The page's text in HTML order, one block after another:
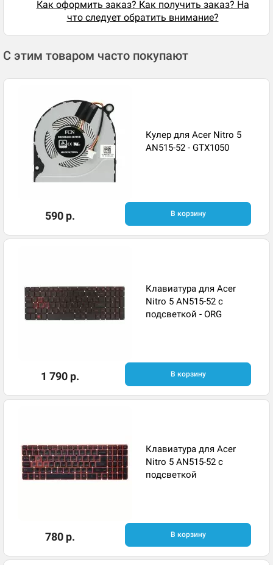
Как оформить заказ? Как получить заказ? На
что следует обратить внимание?
С этим товаром часто покупают
Кулер для Acer Nitro 5
AN515-52 - GTX1050
590 р. В корзину
Клавиатура для Acer
Nitro 5 AN515-52 с
подсветкой - ORG
1 790 р. В корзину
Клавиатура для Acer
Nitro 5 AN515-52 с
подсветкой
780 р. В корзину